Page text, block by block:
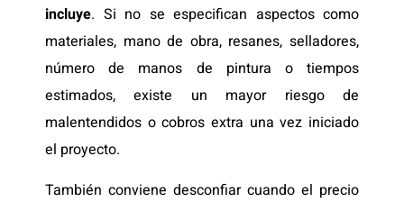
incluye. Si no se especifican aspectos como
materiales, mano de obra, resanes, selladores,
número de manos de pintura o tiempos
estimados, existe un mayor riesgo de
malentendidos o cobros extra una vez iniciado
el proyecto.
También conviene desconfiar cuando el precio